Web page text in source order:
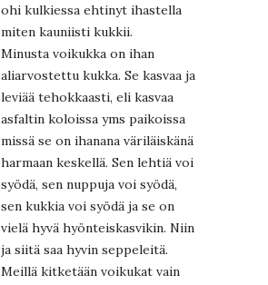
ohi kulkiessa ehtinyt ihastella
miten kauniisti kukkii.
Minusta voikukka on ihan
aliarvostettu kukka. Se kasvaa ja
leviää tehokkaasti, eli kasvaa
asfaltin koloissa yms paikoissa
missä se on ihanana väriläiskänä
harmaan keskellä. Sen lehtiä voi
syödä, sen nuppuja voi syödä,
sen kukkia voi syödä ja se on
vielä hyvä hyönteiskasvikin. Niin
ja siitä saa hyvin seppeleitä.
Meillä kitketään voikukat vain